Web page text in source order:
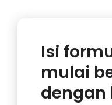
Isi
mulai
dengan